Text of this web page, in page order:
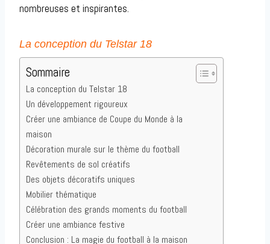
nombreuses et inspirantes.
La conception du Telstar 18
Sommaire
La conception du Telstar 18
Un développement rigoureux
Créer une ambiance de Coupe du Monde à la
maison
Décoration murale sur le thème du football
Revêtements de sol créatifs
Des objets décoratifs uniques
Mobilier thématique
Célébration des grands moments du football
Créer une ambiance festive
Conclusion : La magie du football à la maison